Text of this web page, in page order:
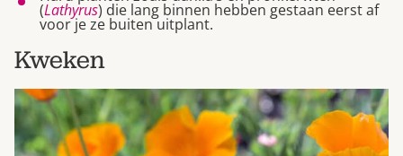
(Lathyrus) die lang binnen hebben gestaan eerst af
voor je ze buiten uitplant.
Kweken